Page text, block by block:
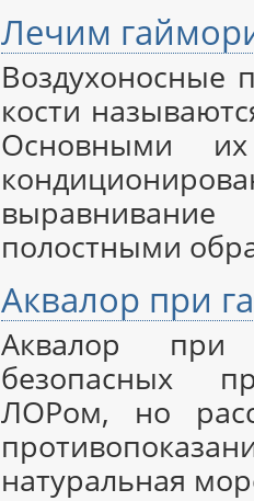
Лечим
Воздухоносные
кости
Основными
полостными
Аквалор при
Аквалор
безопасных
ЛОРом, но
натуральная